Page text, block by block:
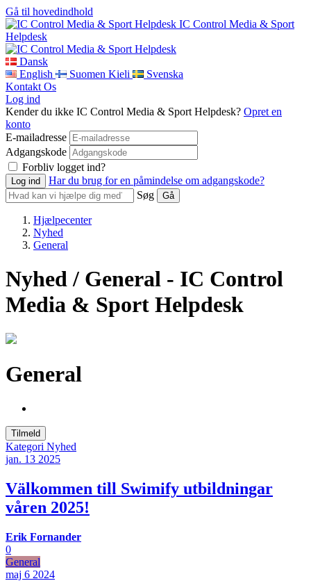
Gå til hovedindhold
IC Control Media & Sport
Helpdesk
Dansk
English
Suomen Kieli
Svenska
Kontakt Os
Log ind
Kender du ikke IC Control Media & Sport Helpdesk? Opret en
konto
E-mailadresse
Adgangskode
Forbliv logget ind?
Har du brug for en påmindelse om adgangskode?
Søg
Hjælpecenter
Nyhed
General
Nyhed / General - IC Control
Media & Sport Helpdesk
General
Tilmeld
Kategori Nyhed
jan. 13 2025
Välkommen till Swimify utbildningar
våren 2025!
Erik Fornander
0
General
maj 6 2024